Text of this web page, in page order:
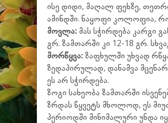
ისე დიდი, მაღალ ფეხზე,
ამინდში. ნაყოფი კოლოფია,
მოვლა: მას სჭირდება კარგი
გრ. ზამთარში კი 12-18 გრ.
მორწყვა:ზაფხულში უხვად
ზედაპირულად, დანამვა
ეს არ სჭირდება.
ზოგი სახეობა ზამთარში
ზრდას წყვეტს მხოლოდ, ეს
პერიოდში მინიმალური უნდა